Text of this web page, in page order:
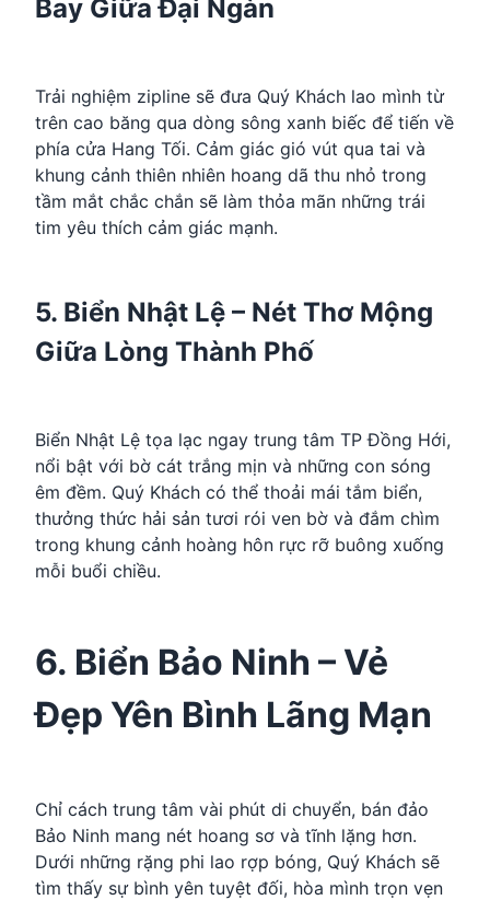
Bay Giữa Đại Ngàn
Trải nghiệm zipline sẽ đưa Quý Khách lao mình từ
trên cao băng qua dòng sông xanh biếc để tiến về
phía cửa Hang Tối. Cảm giác gió vút qua tai và
khung cảnh thiên nhiên hoang dã thu nhỏ trong
tầm mắt chắc chắn sẽ làm thỏa mãn những trái
tim yêu thích cảm giác mạnh.
5. Biển Nhật Lệ – Nét Thơ Mộng
Giữa Lòng Thành Phố
Biển Nhật Lệ tọa lạc ngay trung tâm TP Đồng Hới,
nổi bật với bờ cát trắng mịn và những con sóng
êm đềm. Quý Khách có thể thoải mái tắm biển,
thưởng thức hải sản tươi rói ven bờ và đắm chìm
trong khung cảnh hoàng hôn rực rỡ buông xuống
mỗi buổi chiều.
6. Biển Bảo Ninh – Vẻ
Đẹp Yên Bình Lãng Mạn
Chỉ cách trung tâm vài phút di chuyển, bán đảo
Bảo Ninh mang nét hoang sơ và tĩnh lặng hơn.
Dưới những rặng phi lao rợp bóng, Quý Khách sẽ
tìm thấy sự bình yên tuyệt đối, hòa mình trọn vẹn